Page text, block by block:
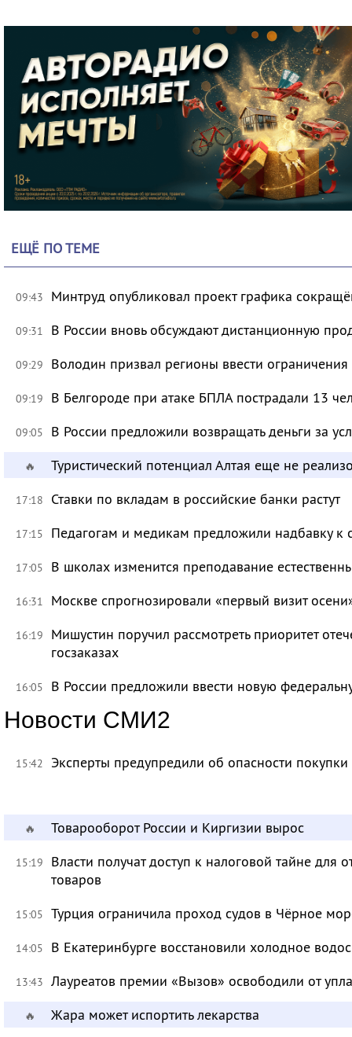
ЕЩЁ ПО ТЕМЕ
09:43 Минтруд опубликовал проект графика
09:31 В России вновь обсуждают дистанционную
09:29 Володин призвал регионы ввести
09:19 В Белгороде при атаке БПЛА пострадали 13
09:05 В России предложили возвращать деньги за
🔥 Туристический потенциал Алтая еще не
17:18 Ставки по вкладам в российские банки растут
17:15 Педагогам и медикам предложили надбавку к
17:05 В школах изменится преподавание
16:31 Москве спрогнозировали «первый визит
16:19
Мишустин поручил рассмотреть приоритет
госзаказах
16:05 В России предложили ввести новую
Новости СМИ2
15:42 Эксперты предупредили об опасности
🔥 Товарооборот России и Киргизии вырос
15:19
Власти получат доступ к налоговой тайне для
товаров
15:05 Турция ограничила проход судов в Чёрное
14:05 В Екатеринбурге восстановили холодное
13:43 Лауреатов премии «Вызов» освободили от
🔥 Жара может испортить лекарства